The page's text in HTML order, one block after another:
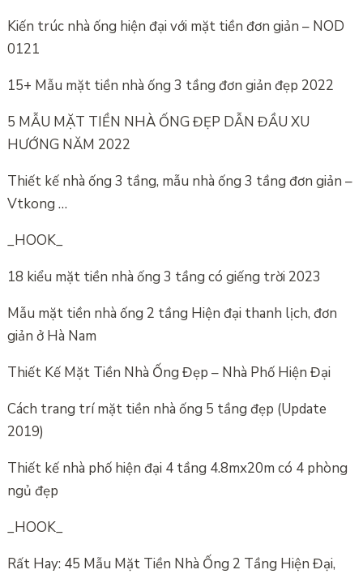
Kiến trúc nhà ống hiện đại với mặt tiền đơn giản – NOD
0121
15+ Mẫu mặt tiền nhà ống 3 tầng đơn giản đẹp 2022
5 MẪU MẶT TIỀN NHÀ ỐNG ĐẸP DẪN ĐẦU XU
HƯỚNG NĂM 2022
Thiết kế nhà ống 3 tầng, mẫu nhà ống 3 tầng đơn giản –
Vtkong …
_HOOK_
18 kiểu mặt tiền nhà ống 3 tầng có giếng trời 2023
Mẫu mặt tiền nhà ống 2 tầng Hiện đại thanh lịch, đơn
giản ở Hà Nam
Thiết Kế Mặt Tiền Nhà Ống Đẹp – Nhà Phố Hiện Đại
Cách trang trí mặt tiền nhà ống 5 tầng đẹp (Update
2019)
Thiết kế nhà phố hiện đại 4 tầng 4.8mx20m có 4 phòng
ngủ đẹp
_HOOK_
Rất Hay: 45 Mẫu Mặt Tiền Nhà Ống 2 Tầng Hiện Đại,